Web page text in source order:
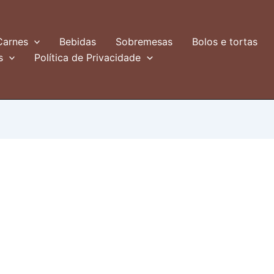
Bebidas Sobremesas
Bolos e tortas
Política de Privacidade